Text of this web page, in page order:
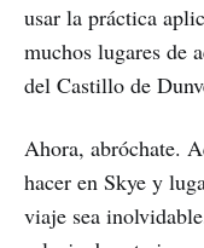
usar la práctica
muchos lugares de
del Castillo de
Ahora, abróchate.
hacer en Skye y
viaje sea